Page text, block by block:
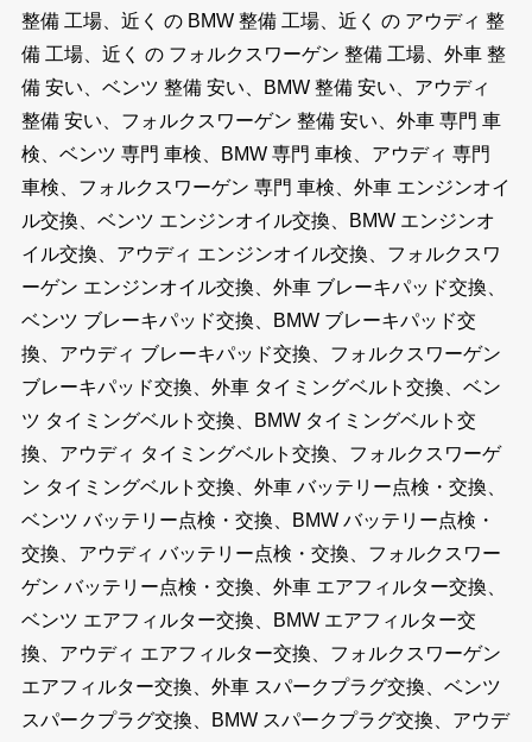
整備 工場、近く の BMW 整備 工場、近く の アウディ 整
備 工場、近く の フォルクスワーゲン 整備 工場、外車 整
備 安い、ベンツ 整備 安い、BMW 整備 安い、アウディ
整備 安い、フォルクスワーゲン 整備 安い、外車 専門 車
検、ベンツ 専門 車検、BMW 専門 車検、アウディ 専門
車検、フォルクスワーゲン 専門 車検、外車 エンジンオイ
ル交換、ベンツ エンジンオイル交換、BMW エンジンオ
イル交換、アウディ エンジンオイル交換、フォルクスワ
ーゲン エンジンオイル交換、外車 ブレーキパッド交換、
ベンツ ブレーキパッド交換、BMW ブレーキパッド交
換、アウディ ブレーキパッド交換、フォルクスワーゲン
ブレーキパッド交換、外車 タイミングベルト交換、ベン
ツ タイミングベルト交換、BMW タイミングベルト交
換、アウディ タイミングベルト交換、フォルクスワーゲ
ン タイミングベルト交換、外車 バッテリー点検・交換、
ベンツ バッテリー点検・交換、BMW バッテリー点検・
交換、アウディ バッテリー点検・交換、フォルクスワー
ゲン バッテリー点検・交換、外車 エアフィルター交換、
ベンツ エアフィルター交換、BMW エアフィルター交
換、アウディ エアフィルター交換、フォルクスワーゲン
エアフィルター交換、外車 スパークプラグ交換、ベンツ
スパークプラグ交換、BMW スパークプラグ交換、アウデ